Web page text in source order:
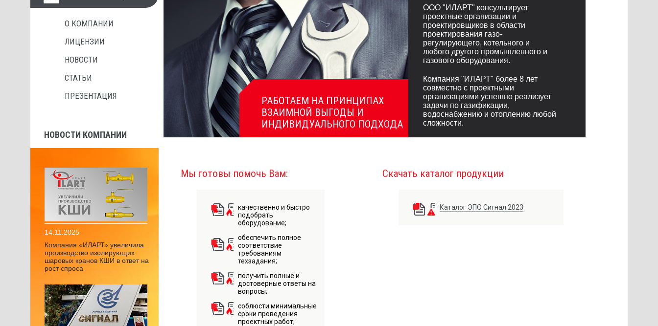
О КОМПАНИИ
ЛИЦЕНЗИИ
НОВОСТИ
СТАТЬИ
ПРЕЗЕНТАЦИЯ
НОВОСТИ КОМПАНИИ
14.11.2025
Компания «ИЛАРТ» увеличила
производство изолирующих
шаровых кранов КШИ в ответ на
рост спроса
РАБОТАЕМ НА ПРИНЦИПАХ
ВЗАИМНОЙ ВЫГОДЫ И
ИНДИВИДУАЛЬНОГО ПОДХОДА
ООО "ИЛАРТ" консультирует
проектные организации и
проектировщиков в области
проектирования газо-
регулирующего, котельного и
любого другого промышленного и
газового оборудования.
Компания "ИЛАРТ" более 8 лет
совместно с проектными
организациями успешно реализует
задачи по газификации,
водоснабжению и отоплению любой
сложности.
Мы готовы помочь Вам:
качественно и быстро
подобрать
оборудование;
обеспечить полное
соответствие
требованиям
техзадания;
получить полные и
достоверные ответы на
вопросы;
соблюсти минимальные
сроки проведения
проектных работ;
Скачать каталог продукции
Каталог ЭПО Сигнал 2023